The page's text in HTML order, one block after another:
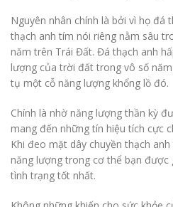
Nguyên nhân chính là bởi vì họ đá
thạch anh tím nói riêng nằm sâu
năm trên Trái Đất. Đá thạch anh
lượng của trời đất trong vô số
tụ một cỗ năng lượng khổng lồ đó.
Chính là nhờ năng lượng thần kỳ
mang đến những tín hiệu tích cực
Khi đeo mặt dây chuyền thạch
năng lượng trong cơ thể bạn
tình trạng tốt nhất.